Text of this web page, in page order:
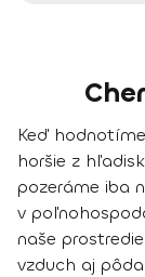
Keď
horšie z
pozeráme iba
v
naše
vzduch aj